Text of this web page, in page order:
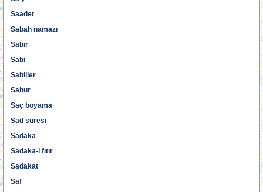
Saadet
Sabah namazı
Sabır
Sabi
Sabiiler
Sabur
Saç boyama
Sad suresi
Sadaka
Sadaka-i fıtır
Sadakat
Saf